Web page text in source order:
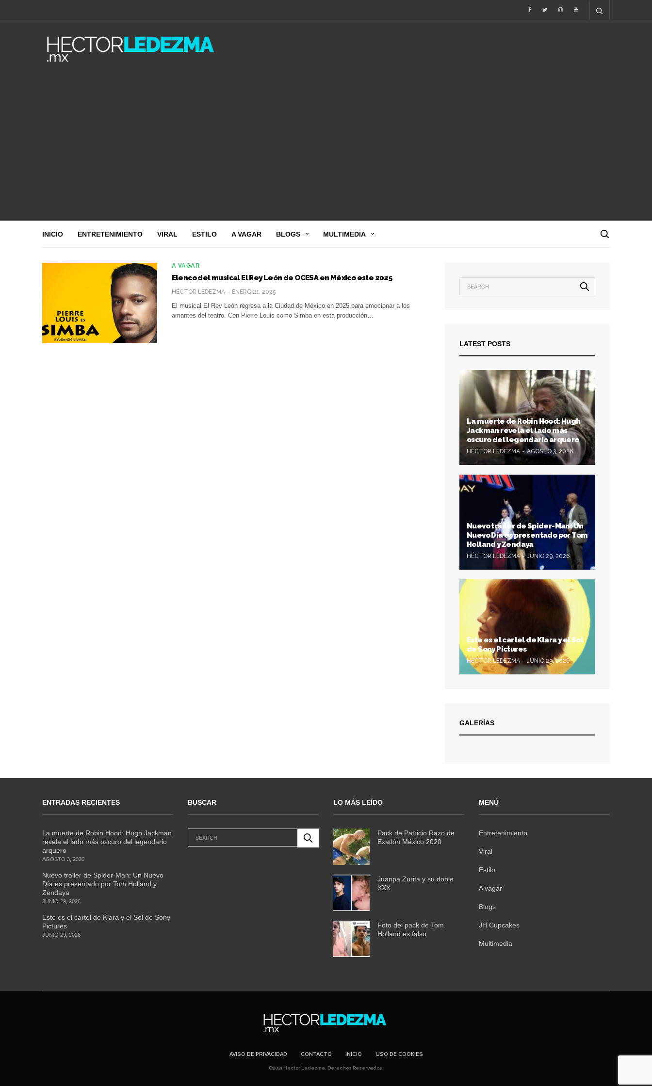
INICIO ENTRETENIMIENTO VIRAL ESTILO A VAGAR BLOGS MULTIMEDIA
A VAGAR
Elenco del musical El Rey León de OCESA en México este 2025
HÉCTOR LEDEZMA ENERO 21, 2025
El musical El Rey León regresa a la Ciudad de México en 2025 para emocionar a los
amantes del teatro. Con Pierre Louis como Simba en esta producción…
LATEST POSTS
La muerte de Robin Hood: Hugh
Jackman revela el lado más
oscuro del legendario arquero
HÉCTOR LEDEZMA AGOSTO 3, 2026
Nuevo tráiler de Spider-Man: Un
Nuevo Día es presentado por Tom
Holland y Zendaya
HÉCTOR LEDEZMA JUNIO 29, 2026
Este es el cartel de Klara y el Sol
de Sony Pictures
HÉCTOR LEDEZMA JUNIO 29, 2026
GALERÍAS
ENTRADAS RECIENTES
La muerte de Robin Hood: Hugh Jackman
revela el lado más oscuro del legendario
arquero
AGOSTO 3, 2026
Nuevo tráiler de Spider-Man: Un Nuevo
Día es presentado por Tom Holland y
Zendaya
JUNIO 29, 2026
Este es el cartel de Klara y el Sol de Sony
Pictures
JUNIO 29, 2026
BUSCAR LO MÁS LEÍDO
Pack de Patricio Razo de
Exatlón México 2020
Juanpa Zurita y su doble
XXX
Foto del pack de Tom
Holland es falso
MENÚ
Entretenimiento
Viral
Estilo
A vagar
Blogs
JH Cupcakes
Multimedia
AVISO DE PRIVACIDAD CONTACTO INICIO USO DE COOKIES
©2021 Hector Ledezma. Derechos Reservados.